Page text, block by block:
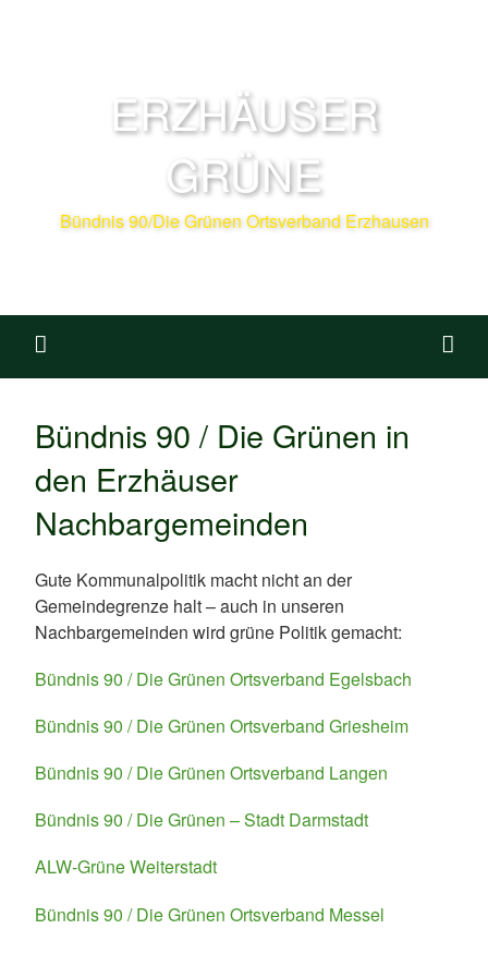
ERZHÄUSER
GRÜNE
Bündnis 90/Die Grünen Ortsverband Erzhausen
Bündnis 90 / Die Grünen in
den Erzhäuser
Nachbargemeinden
Gute Kommunalpolitik macht nicht an der
Gemeindegrenze halt – auch in unseren
Nachbargemeinden wird grüne Politik gemacht:
Bündnis 90 / Die Grünen Ortsverband Egelsbach
Bündnis 90 / Die Grünen Ortsverband Griesheim
Bündnis 90 / Die Grünen Ortsverband Langen
Bündnis 90 / Die Grünen – Stadt Darmstadt
ALW-Grüne Weiterstadt
Bündnis 90 / Die Grünen Ortsverband Messel